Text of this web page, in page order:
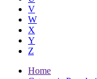
V
W
X
Y
Z
Home